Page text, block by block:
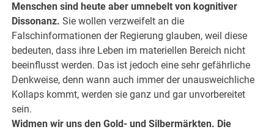
Menschen sind heute aber umnebelt von kognitiver
Dissonanz. Sie wollen verzweifelt an die
Falschinformationen der Regierung glauben, weil diese
bedeuten, dass ihre Leben im materiellen Bereich nicht
beeinflusst werden. Das ist jedoch eine sehr gefährliche
Denkweise, denn wann auch immer der unausweichliche
Kollaps kommt, werden sie ganz und gar unvorbereitet
sein.
Widmen wir uns den Gold- und Silbermärkten. Die